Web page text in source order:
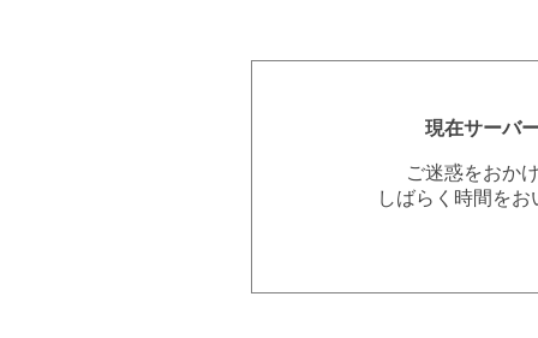
現在サーバ
ご迷惑をおか
しばらく時間を